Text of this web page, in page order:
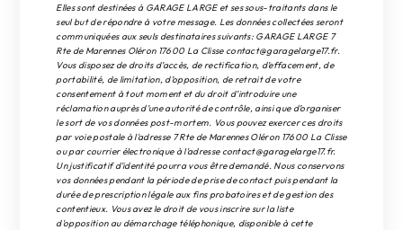
Elles sont destinées à GARAGE LARGE et ses sous-traitants dans le
seul but de répondre à votre message. Les données collectées seront
communiquées aux seuls destinataires suivants: GARAGE LARGE 7
Rte de Marennes Oléron 17600 La Clisse contact@garagelarge17.fr.
Vous disposez de droits d’accès, de rectification, d’effacement, de
portabilité, de limitation, d’opposition, de retrait de votre
consentement à tout moment et du droit d’introduire une
réclamation auprès d’une autorité de contrôle, ainsi que d’organiser
le sort de vos données post-mortem. Vous pouvez exercer ces droits
par voie postale à l'adresse 7 Rte de Marennes Oléron 17600 La Clisse
ou par courrier électronique à l'adresse contact@garagelarge17.fr.
Un justificatif d'identité pourra vous être demandé. Nous conservons
vos données pendant la période de prise de contact puis pendant la
durée de prescription légale aux fins probatoires et de gestion des
contentieux. Vous avez le droit de vous inscrire sur la liste
d'opposition au démarchage téléphonique, disponible à cette